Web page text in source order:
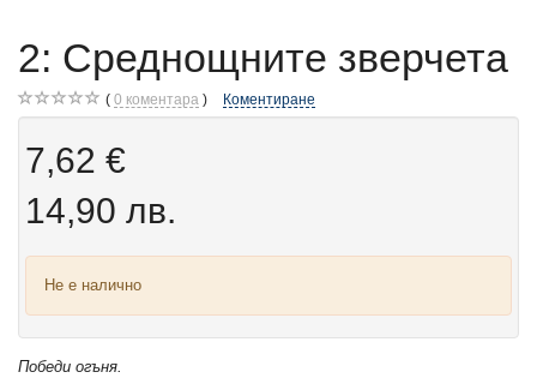
2: Среднощните зверчета
0 коментара Коментиране
7,62 €
14,90 лв.
Не е налично
Победи огъня.